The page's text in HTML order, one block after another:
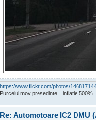
https://www.flickr.com/photos/
Purcelul mov presedinte = inflatie 500%
Re: Automotoare IC2 DMU